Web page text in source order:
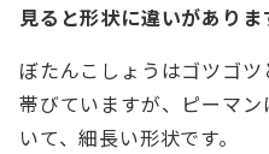
見ると形状に違いがありま
ぼたんこしょうはゴツゴ
帯びていますが、ピーマ
いて、細長い形状です。